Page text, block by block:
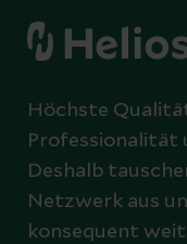
Höchste
Professionalität
Deshalb
Netzwerk aus
konsequent